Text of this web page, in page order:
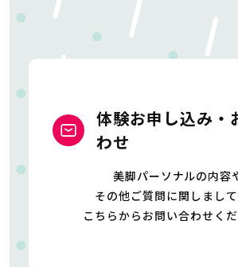
体験お申し込み・
わせ
美脚パーソナルの内容
その他ご質問に関しまして
こちらからお問い合わせくだ